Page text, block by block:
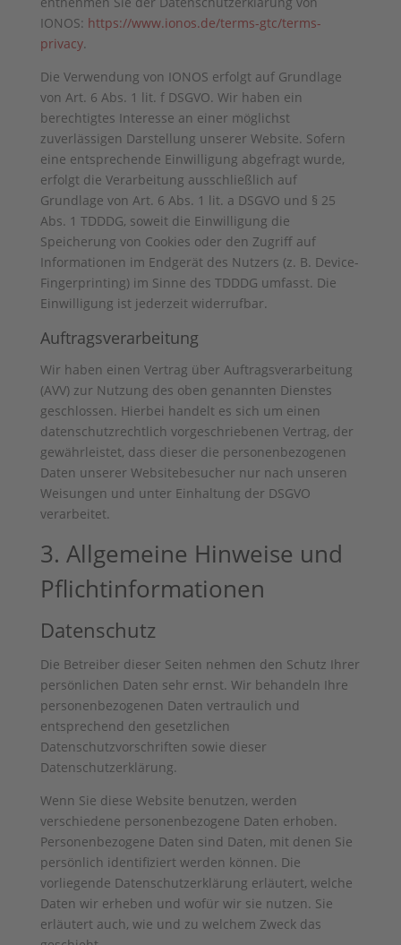
IONOS: https://www.ionos.de/terms-gtc/terms-
privacy.
Die Verwendung von IONOS erfolgt auf Grundlage
von Art. 6 Abs. 1 lit. f DSGVO. Wir haben ein
berechtigtes Interesse an einer möglichst
zuverlässigen Darstellung unserer Website. Sofern
eine entsprechende Einwilligung abgefragt wurde,
erfolgt die Verarbeitung ausschließlich auf
Grundlage von Art. 6 Abs. 1 lit. a DSGVO und § 25
Abs. 1 TDDDG, soweit die Einwilligung die
Speicherung von Cookies oder den Zugriff auf
Informationen im Endgerät des Nutzers (z. B. Device-
Fingerprinting) im Sinne des TDDDG umfasst. Die
Einwilligung ist jederzeit widerrufbar.
Auftragsverarbeitung
Wir haben einen Vertrag über Auftragsverarbeitung
(AVV) zur Nutzung des oben genannten Dienstes
geschlossen. Hierbei handelt es sich um einen
datenschutzrechtlich vorgeschriebenen Vertrag, der
gewährleistet, dass dieser die personenbezogenen
Daten unserer Websitebesucher nur nach unseren
Weisungen und unter Einhaltung der DSGVO
verarbeitet.
3. Allgemeine Hinweise und
Pflicht­informationen
Datenschutz
Die Betreiber dieser Seiten nehmen den Schutz Ihrer
persönlichen Daten sehr ernst. Wir behandeln Ihre
personenbezogenen Daten vertraulich und
entsprechend den gesetzlichen
Datenschutzvorschriften sowie dieser
Datenschutzerklärung.
Wenn Sie diese Website benutzen, werden
verschiedene personenbezogene Daten erhoben.
Personenbezogene Daten sind Daten, mit denen Sie
persönlich identifiziert werden können. Die
vorliegende Datenschutzerklärung erläutert, welche
Daten wir erheben und wofür wir sie nutzen. Sie
erläutert auch, wie und zu welchem Zweck das